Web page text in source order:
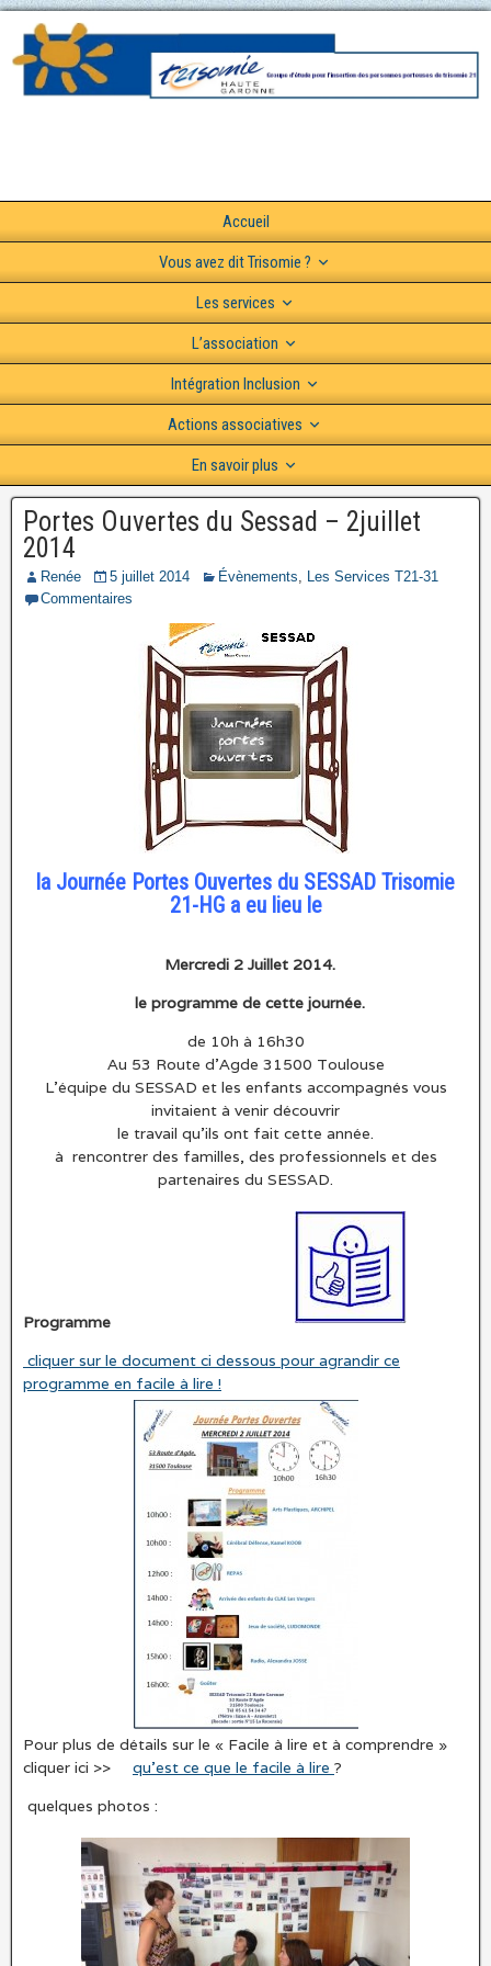
Accueil
Vous avez dit Trisomie ?
Les services
L’association
Intégration Inclusion
Actions associatives
En savoir plus
Portes Ouvertes du Sessad – 2juillet
2014
Renée 5 juillet 2014 Évènements, Les Services T21-31
Commentaires
la Journée Portes Ouvertes du SESSAD Trisomie
21-HG a eu lieu le
Mercredi 2 Juillet 2014.
le programme de cette journée.
de 10h à 16h30
Au 53 Route d’Agde 31500 Toulouse
L’équipe du SESSAD et les enfants accompagnés vous
invitaient à venir découvrir
le travail qu’ils ont fait cette année.
à rencontrer des familles, des professionnels et des
partenaires du SESSAD.
Programme
cliquer sur le document ci dessous pour agrandir ce
programme en facile à lire !
Pour plus de détails sur le « Facile à lire et à comprendre »
cliquer ici >> qu’est ce que le facile à lire ?
quelques photos :